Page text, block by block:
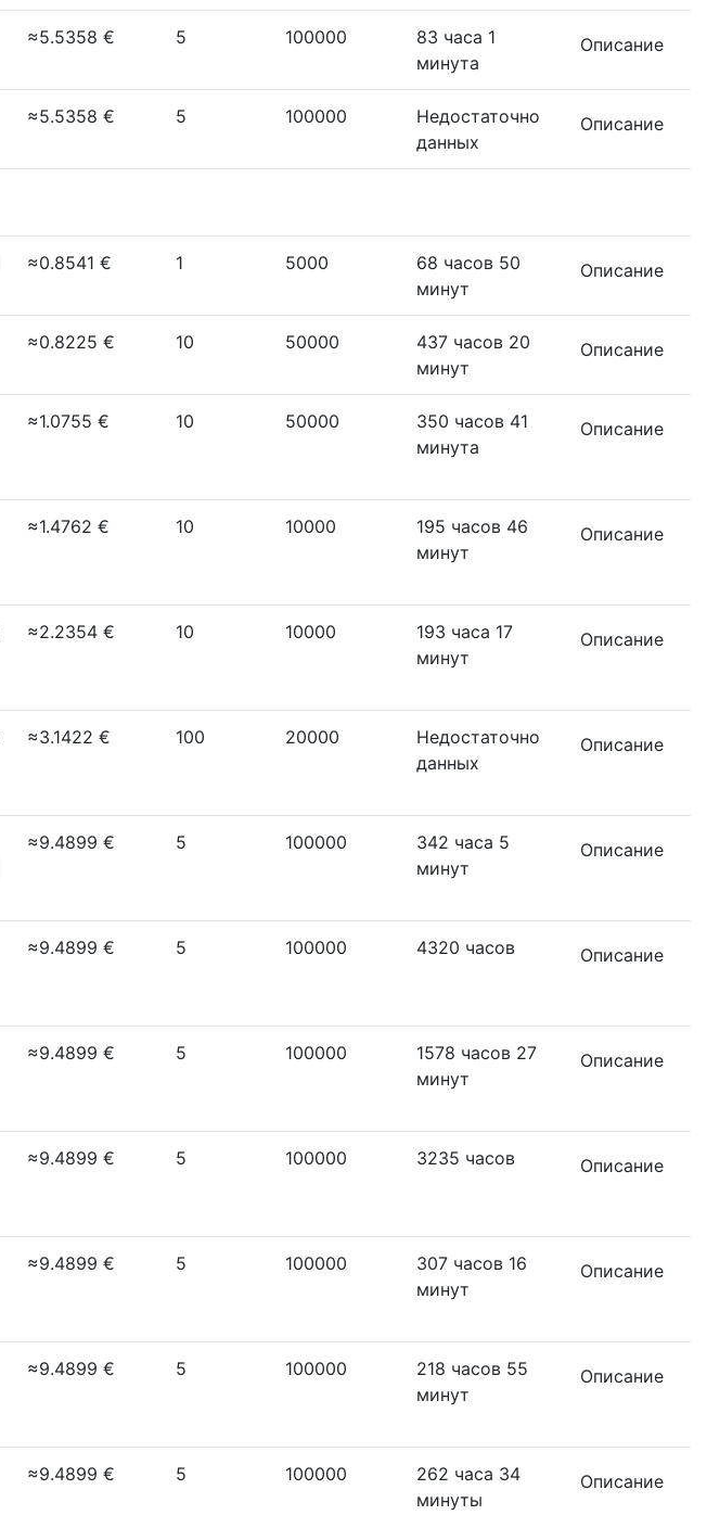
≈5.5358 € 5 100000
83 часа 1
минута
Описание
≈5.5358 € 5 100000
Недостаточно
данных
Описание
≈0.8541 € 1 5000
68 часов 50
минут
Описание
≈0.8225 € 10 50000
437 часов 20
минут
Описание
≈1.0755 € 10 50000
350 часов 41
минута
Описание
≈1.4762 € 10 10000
195 часов 46
минут
Описание
≈2.2354 € 10 10000
193 часа 17
минут
Описание
≈3.1422 € 100 20000
Недостаточно
данных
Описание
≈9.4899 € 5 100000
342 часа 5
минут
Описание
≈9.4899 € 5 100000 4320 часов Описание
≈9.4899 € 5 100000
1578 часов 27
минут
Описание
≈9.4899 € 5 100000 3235 часов Описание
≈9.4899 € 5 100000
307 часов 16
минут
Описание
≈9.4899 € 5 100000
218 часов 55
минут
Описание
≈9.4899 € 5 100000
262 часа 34
минуты
Описание